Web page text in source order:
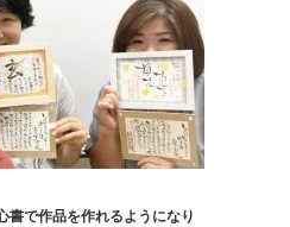
書で作品を作れるようになり